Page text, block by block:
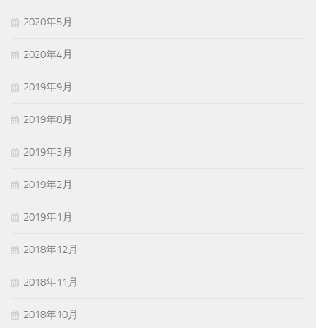
2020年5月
2020年4月
2019年9月
2019年8月
2019年3月
2019年2月
2019年1月
2018年12月
2018年11月
2018年10月